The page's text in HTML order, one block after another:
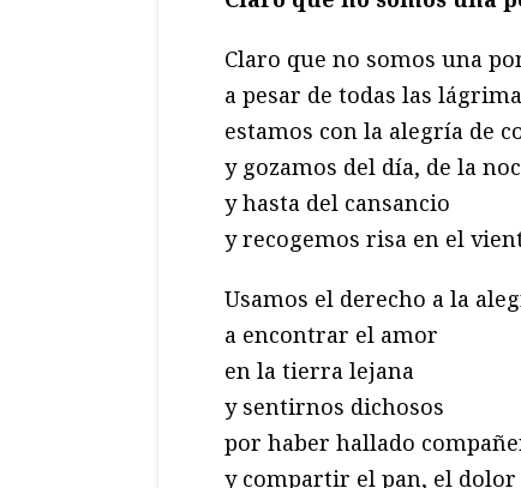
Claro que no somos una
a pesar de todas las
estamos con la alegría de
y gozamos del día, de la
y hasta del cansancio
y recogemos risa en el
Usamos el derecho a la
a encontrar el amor
en la tierra lejana
y sentirnos dichosos
por haber hallado
y compartir el pan, el dolor